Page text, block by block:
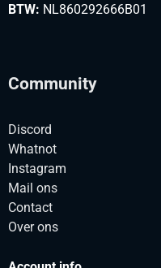
BTW: NL860292666B01
Community
Discord
Whatnot
Instagram
Mail ons
Contact
Over ons